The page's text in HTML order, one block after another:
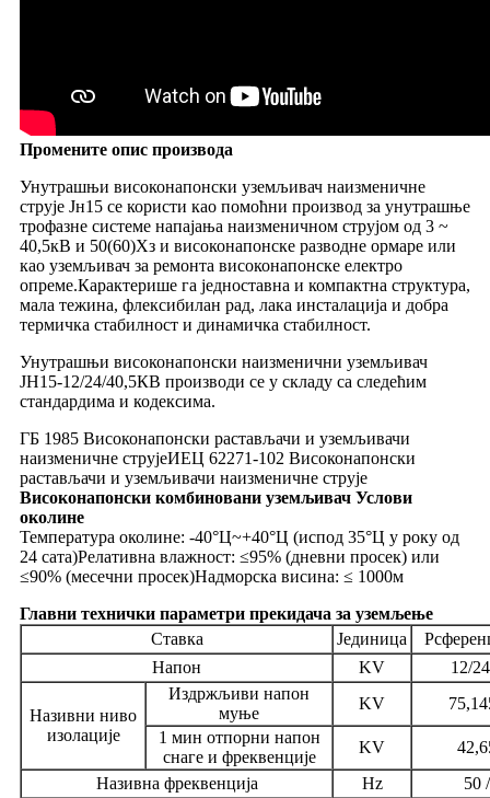
Промените опис производа
Унутрашњи високонапонски уземљивач наизменичне
струје Јн15 се користи као помоћни производ за унутрашње
трофазне системе напајања наизменичном струјом од 3 ~
40,5кВ и 50(60)Хз и високонапонске разводне ормаре или
као уземљивач за ремонта високонапонске електро
опреме.Карактерише га једноставна и компактна структура,
мала тежина, флексибилан рад, лака инсталација и добра
термичка стабилност и динамичка стабилност.
Унутрашњи високонапонски наизменични уземљивач
ЈН15-12/24/40,5КВ производи се у складу са следећим
стандардима и кодексима.
ГБ 1985 Високонапонски растављачи и уземљивачи
наизменичне струјеИЕЦ 62271-102 Високонапонски
растављачи и уземљивачи наизменичне струје
Високонапонски комбиновани уземљивач Услови
околине
Температура околине: -40°Ц~+40°Ц (испод 35°Ц у року од
24 сата)Релативна влажност: ≤95% (дневни просек) или
≤90% (месечни просек)Надморска висина: ≤ 1000м
Главни технички параметри прекидача за уземљење
Ставка
Јединица
Напон
KV 12/
Називни ниво
изолације
Издржљиви напон
муње
KV
1 мин отпорни напон
снаге и фреквенције
KV
Називна фреквенција
Hz
50